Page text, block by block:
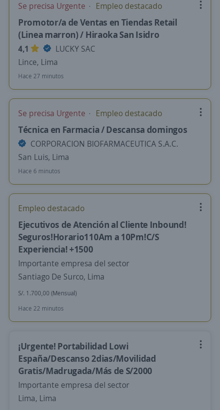
Se precisa Urgente Empleo destacado
Promotor/a de Ventas en Tiendas Retail
(Linea marron) / Hiraoka San Isidro
4,1
LUCKY SAC
Lince, Lima
Hace 27 minutos
Se precisa Urgente Empleo destacado
Técnica en Farmacia / Descansa domingos
CORPORACION BIOFARMACEUTICA S.A.C.
San Luis, Lima
Hace 6 minutos
Empleo destacado
Ejecutivos de Atención al Cliente Inbound!
Seguros!Horario110Am a 10Pm!C/S
Experiencia! +1500
Importante empresa del sector
Santiago De Surco, Lima
S/. 1.700,00 (Mensual)
Hace 22 minutos
¡Urgente! Portabilidad Lowi
España/Descanso 2dias/Movilidad
Gratis/Madrugada/Más de S/2000
Importante empresa del sector
Lima, Lima